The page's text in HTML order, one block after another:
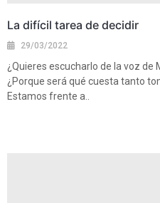
La difícil tarea de decidir
29/03/2022
¿Quieres escucharlo de la voz de
¿Porque será qué cuesta tanto
Estamos frente a..